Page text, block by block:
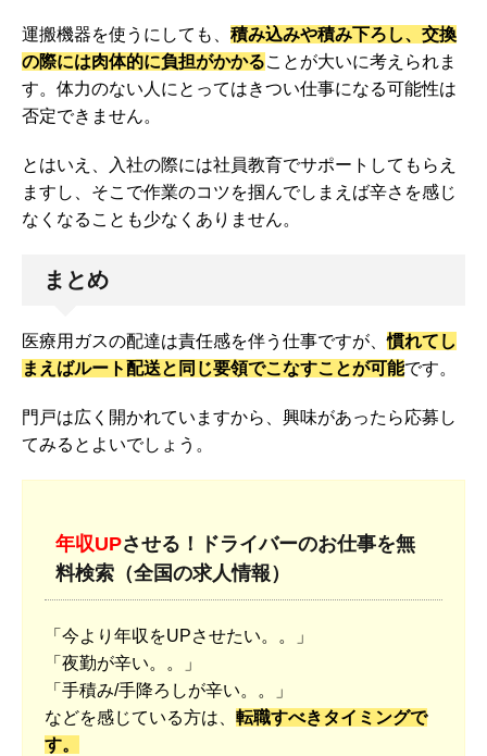
運搬機器を使うにしても、 積み込みや積み下ろし、交換
の際には肉体的に負担がかかることが大いに考えられま
す。体力のない人にとってはきつい仕事になる可能性は
否定できません。
とはいえ、入社の際には社員教育でサポートしてもらえ
ますし、そこで作業のコツを掴んでしまえば辛さを感じ
なくなることも少なくありません。
まとめ
医療用ガスの配達は責任感を伴う仕事ですが、慣れてし
まえばルート配送と同じ要領でこなすことが可能です。
門戸は広く開かれていますから、興味があったら応募し
てみるとよいでしょう。
年収UPさせる！ドライバーのお仕事を無
料検索（全国の求人情報）
「今より年収をUPさせたい。。」
「夜勤が辛い。。」
「手積み/手降ろしが辛い。。」
などを感じている方は、 転職すべきタイミングで
す。